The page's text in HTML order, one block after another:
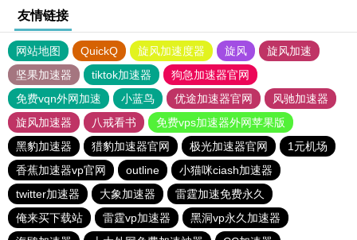
友情链接
网站地图 QuickQ 旋风加速度器 旋风
旋风加速
坚果加速器
tiktok加速器
狗急加速器官网
免费vqn外网加速
小蓝鸟 优途加速器官网
风驰加速器
旋风加速器
八戒看书
免费vps加速器外网苹果版
黑豹加速器
猎豹加速器官网 极光加速器官网
1元机场
香蕉加速器vp官网
outline
小猫咪ciash加速器
twitter加速器
大象加速器
雷霆加速免费永久
俺来买下载站
雷霆vp加速器
黑洞vp永久加速器